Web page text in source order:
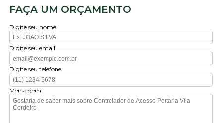
FAÇA UM ORÇAMENTO
Digite seu nome
Digite seu email
Digite seu telefone
Mensagem